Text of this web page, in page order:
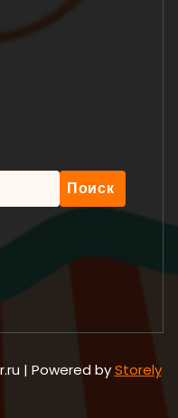
| Powered byStorely